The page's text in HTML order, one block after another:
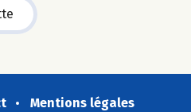
Mentions légales